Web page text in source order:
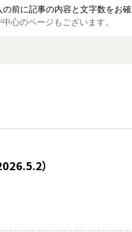
の前に記事の内容と文字数をお確
心のページもございます。
）